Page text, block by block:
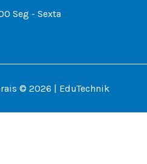
Seg - Sexta
© 2026 | EduTechnik